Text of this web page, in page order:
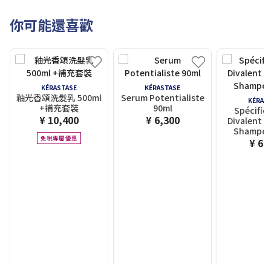
你可能還喜歡
KÉRASTASE
釉光香頌洗髮乳 500ml
+補充套裝
¥ 10,400
免稅專屬優惠
KÉRASTASE
Serum Potentialiste
90ml
¥ 6,300
Divalent
¥